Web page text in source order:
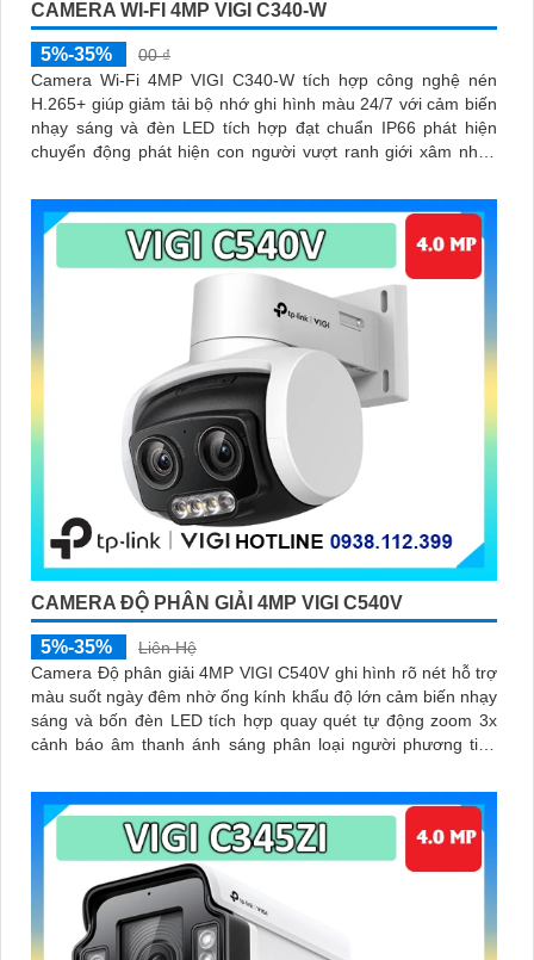
CAMERA WI-FI 4MP VIGI C340-W
5%-35%
00 ₫
Camera Wi-Fi 4MP VIGI C340-W tích hợp công nghệ nén
H.265+ giúp giảm tải bộ nhớ ghi hình màu 24/7 với cảm biến
nhạy sáng và đèn LED tích hợp đạt chuẩn IP66 phát hiện
chuyển động phát hiện con người vượt ranh giới xâm nhập
CAMERA ĐỘ PHÂN GIẢI 4MP VIGI C540V
5%-35%
Liên Hệ
Camera Độ phân giải 4MP VIGI C540V ghi hình rõ nét hỗ trợ
màu suốt ngày đêm nhờ ống kính khẩu độ lớn cảm biến nhạy
sáng và bốn đèn LED tích hợp quay quét tự động zoom 3x
cảnh báo âm thanh ánh sáng phân loại người phương tiện
đàm thoại hai chiều